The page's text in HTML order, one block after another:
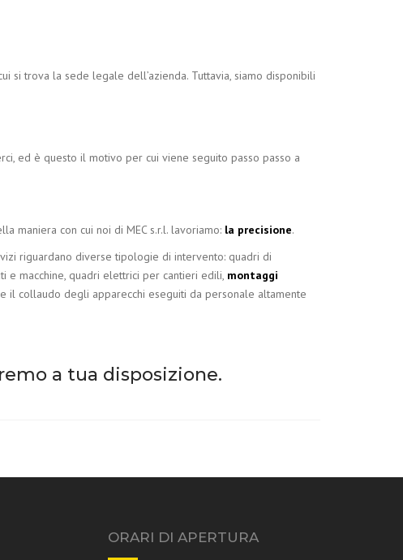
si trova la sede legale dell’azienda. Tuttavia, siamo disponibili
ed è questo il motivo per cui viene seguito passo passo a
maniera con cui noi di MEC s.r.l. lavoriamo: la precisione.
riguardano diverse tipologie di intervento: quadri di
e macchine, quadri elettrici per cantieri edili, montaggi
il collaudo degli apparecchi eseguiti da personale altamente
a tua disposizione.
ORARI DI APERTURA